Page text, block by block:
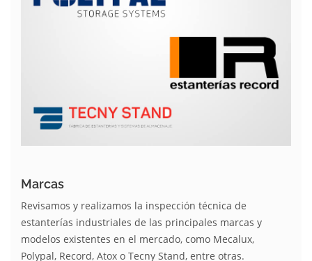
Marcas
Revisamos y realizamos la inspección técnica de
estanterías industriales de las principales marcas y
modelos existentes en el mercado, como Mecalux,
Polypal, Record, Atox o Tecny Stand, entre otras.